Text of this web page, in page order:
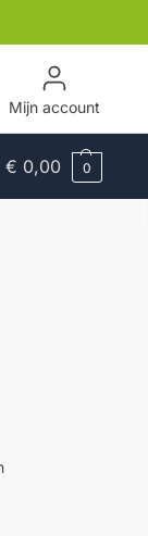
Mijn account
€ 0,00 0